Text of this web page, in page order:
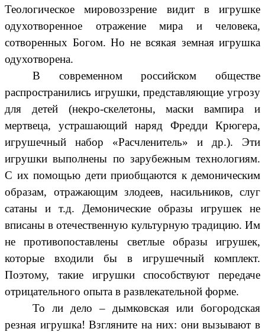
Теологическое мировоззрение видит в игрушке
одухотворенное отражение мира и человека,
сотворенных Богом. Но не всякая земная игрушка
одухотворена.
В современном российском обществе
распространились игрушки, представляющие угрозу
для детей (некро-скелетоны, маски вампира и
мертвеца, устрашающий наряд Фредди Крюгера,
игрушечный набор «Расчленитель» и др.). Эти
игрушки выполнены по зарубежным технологиям.
С их помощью дети приобщаются к демоническим
образам, отражающим злодеев, насильников, слуг
сатаны и т.д. Демонические образы игрушек не
вписаны в отечественную культурную традицию. Им
не противопоставлены светлые образы игрушек,
которые входили бы в игрушечный комплект.
Поэтому, такие игрушки способствуют передаче
отрицательного опыта в развлекательной форме.
То ли дело – дымковская или богородская
резная игрушка! Взгляните на них: они вызывают в